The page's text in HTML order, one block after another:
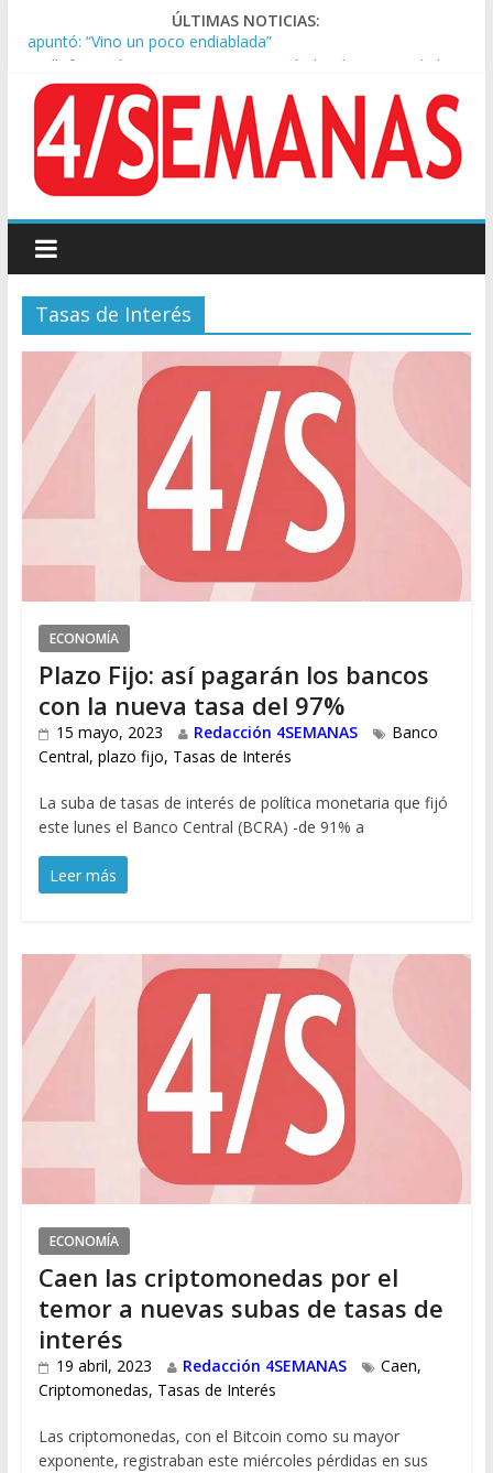
ÚLTIMAS NOTICIAS:
Kicillof asistió a San Cayetano y criticó al Gobierno por la ley
Condenaron a la red social Meta a pagar US$567 millones por
afectar la salud mental de niños
Represión frente al Congreso: tres detenidos durante la
protesta contra la Ley de Propiedad Privada
Sturzenegger defendió la Ley de Tierras y lamentó el retiro
del capítulo de extranjerización
Tras la aprobación de la ley de propiedad privada, Bullrich
apuntó: “Vino un poco endiablada”
Tasas de Interés
ECONOMÍA
Plazo Fijo: así pagarán los bancos
con la nueva tasa del 97%
15 mayo, 2023 Redacción 4SEMANAS
Banco
Central, plazo fijo, Tasas de Interés
La suba de tasas de interés de política monetaria que fijó
este lunes el Banco Central (BCRA) -de 91% a
Leer más
ECONOMÍA
Caen las criptomonedas por el
temor a nuevas subas de tasas de
interés
19 abril, 2023 Redacción 4SEMANAS Caen,
Criptomonedas, Tasas de Interés
Las criptomonedas, con el Bitcoin como su mayor
exponente, registraban este miércoles pérdidas en sus